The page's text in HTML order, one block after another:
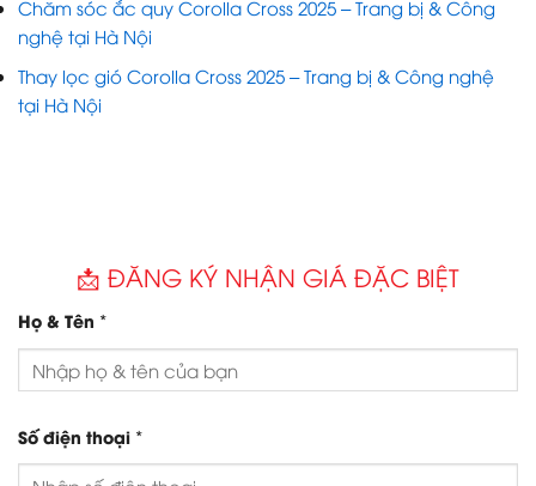
Chăm sóc ắc quy Corolla Cross 2025 – Trang bị & Công
nghệ tại Hà Nội
Thay lọc gió Corolla Cross 2025 – Trang bị & Công nghệ
tại Hà Nội
📩 ĐĂNG KÝ NHẬN GIÁ ĐẶC BIỆT
Họ & Tên *
Số điện thoại *